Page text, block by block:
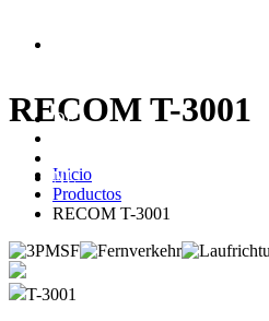
DE
NL
RECOM T-3001
Inicio
Productos
RECOM T-3001
T-3001